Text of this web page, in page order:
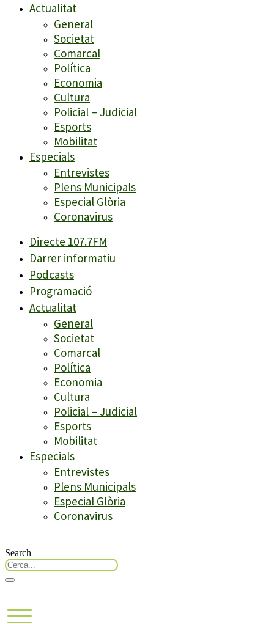
Actualitat
General
Societat
Comarcal
Política
Economia
Cultura
Policial – Judicial
Esports
Mobilitat
Especials
Entrevistes
Plens Municipals
Especial Glòria
Coronavirus
Directe 107.7FM
Darrer informatiu
Podcasts
Programació
Actualitat
General
Societat
Comarcal
Política
Economia
Cultura
Policial – Judicial
Esports
Mobilitat
Especials
Entrevistes
Plens Municipals
Especial Glòria
Coronavirus
Search